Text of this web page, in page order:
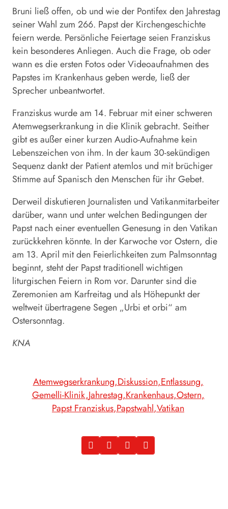
Bruni ließ offen, ob und wie der Pontifex den Jahrestag
seiner Wahl zum 266. Papstder Kirchengeschichte
feiern werde. Persönliche Feiertage seien Franziskus
kein besonderes Anliegen. Auch die Frage, ob oder
wann es die ersten Fotos oder Videoaufnahmen des
Papstes im Krankenhaus geben werde, ließ der
Sprecher unbeantwortet.
Franziskus wurde am 14. Februar mit einer schweren
Atemwegserkrankung in die Klinik gebracht. Seither
gibt es außer einer kurzen Audio-Aufnahme kein
Lebenszeichen von ihm. In der kaum 30-sekündigen
Sequenz dankt der Patient atemlos und mit brüchiger
Stimme auf Spanisch den Menschen für ihr Gebet.
Derweil diskutieren Journalisten und Vatikanmitarbeiter
darüber, wann und unter welchen Bedingungen der
Papstnach einer eventuellen Genesung in den Vatikan
zurückkehren könnte. In der Karwoche vor Ostern, die
am 13. April mit den Feierlichkeiten zum Palmsonntag
beginnt, steht der Papsttraditionell wichtigen
liturgischen Feiern in Rom vor. Darunter sind die
Zeremonien am Karfreitag und als Höhepunkt der
weltweit übertragene Segen „Urbi et orbi“ am
Ostersonntag.
KNA
Atemwegserkrankung Diskussion Entlassung
Gemelli-Klinik Jahrestag Krankenhaus Ostern
Papst Franziskus Papstwahl Vatikan